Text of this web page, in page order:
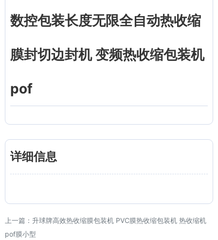
数控包装长度无限全自动热收缩
膜封切边封机 变频热收缩包装机
pof
详细信息
上一篇： 升球牌高效热收缩膜包装机 PVC膜热收缩包装机 热收缩机
pof膜小型